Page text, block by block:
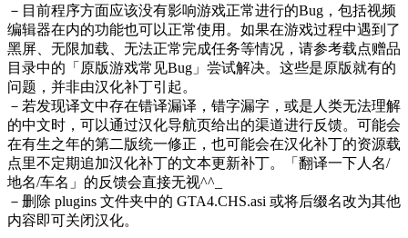
－目前程序方面应该没有影响游戏正常进行的Bug，包括视频
编辑器在内的功能也可以正常使用。如果在游戏过程中遇到了
黑屏、无限加载、无法正常完成任务等情况，请参考载点赠品
目录中的「原版游戏常见Bug」尝试解决。这些是原版就有的
问题，并非由汉化补丁引起。
－若发现译文中存在错译漏译，错字漏字，或是人类无法理解
的中文时，可以通过汉化导航页给出的渠道进行反馈。可能会
在有生之年的第二版统一修正，也可能会在汉化补丁的资源载
点里不定期追加汉化补丁的文本更新补丁。「翻译一下人名/
地名/车名」的反馈会直接无视^^_
－删除 plugins 文件夹中的 GTA4.CHS.asi 或将后缀名改为其他
内容即可关闭汉化。